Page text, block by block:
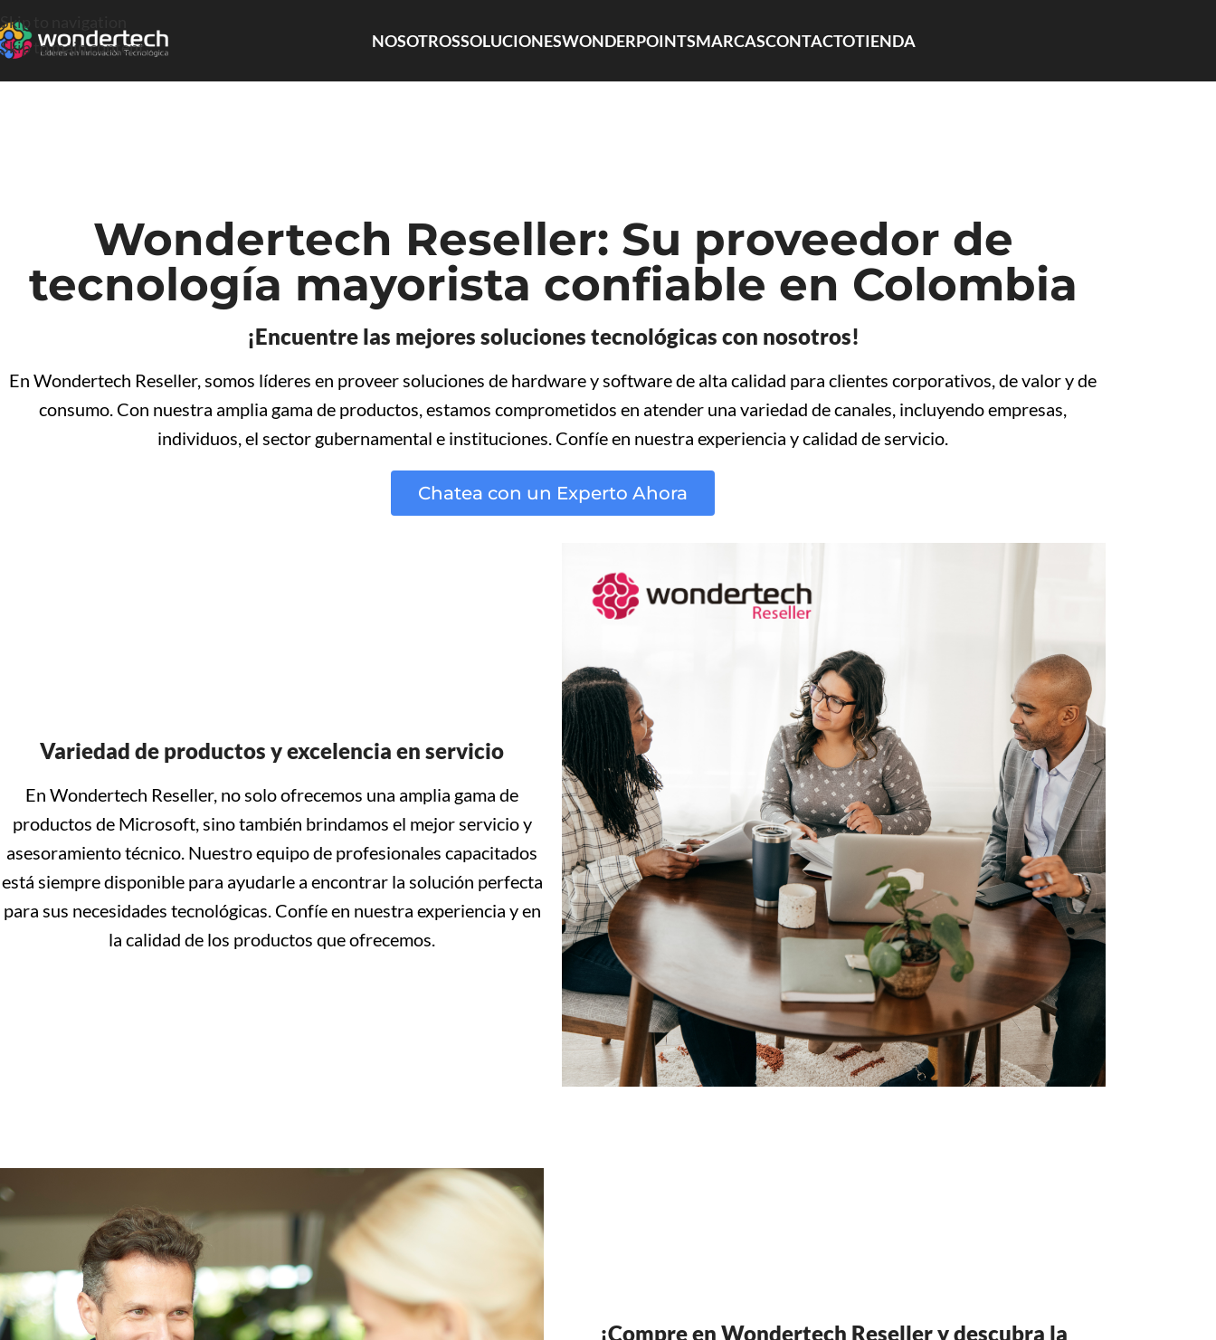
Skip to navigation
Skip to main content
NOSOTROSSOLUCIONESWONDERPOINTSMARCASCONTACTOTIENDA
Wondertech Reseller: Su proveedor de
tecnología mayorista confiable en Colombia
¡Encuentre las mejores soluciones tecnológicas con nosotros!
En Wondertech Reseller, somos líderes en proveer soluciones de hardware y software de alta calidad para clientes corporativos, de valor y de
consumo. Con nuestra amplia gama de productos, estamos comprometidos en atender una variedad de canales, incluyendo empresas,
individuos, el sector gubernamental e instituciones. Confíe en nuestra experiencia y calidad de servicio.
Chatea con un Experto Ahora
Variedad de productos y excelencia en servicio
En Wondertech Reseller, no solo ofrecemos una amplia gama de
productos de Microsoft, sino también brindamos el mejor servicio y
asesoramiento técnico. Nuestro equipo de profesionales capacitados
está siempre disponible para ayudarle a encontrar la solución perfecta
para sus necesidades tecnológicas. Confíe en nuestra experiencia y en
la calidad de los productos que ofrecemos.
¡Compre en Wondertech Reseller y descubra la